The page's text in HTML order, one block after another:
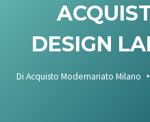
DESIGN
Di Acquisto Modernariato Milano